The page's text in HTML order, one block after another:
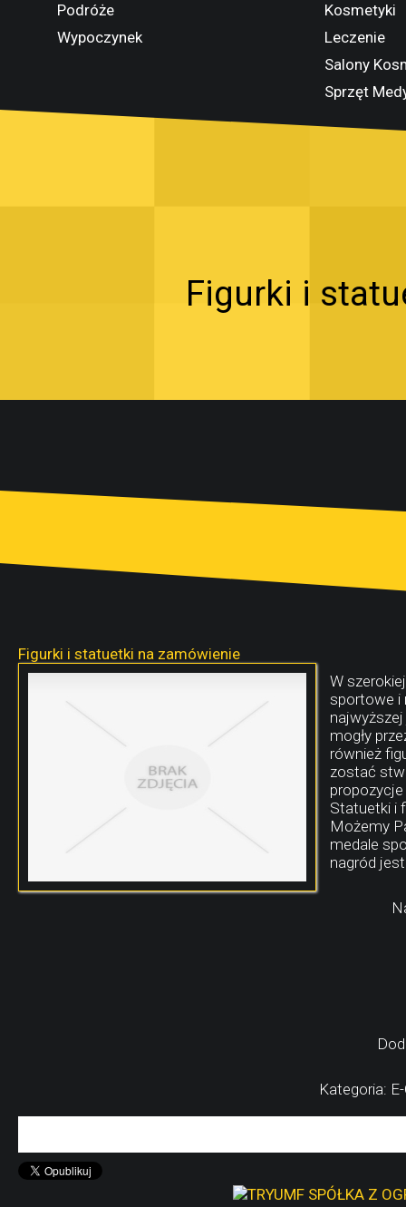
Podróże
Wypoczynek
Kosmetyki
Leczenie
Salony
Sprzęt
Figurki i
Figurki i statuetki na zamówienie
W
sportowe i
najwyższej
mogły
również
zostać
Statuetki i
Możemy
medale
nagród
Kategoria: